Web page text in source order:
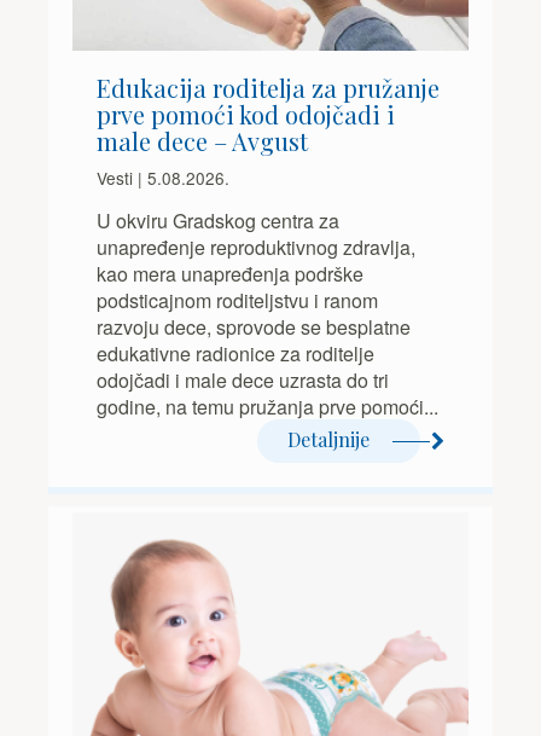
Edukacija roditelja za pružanje
prve pomoći kod odojčadi i
male dece – Avgust
Vesti | 5.08.2026.
U okviru Gradskog centra za
unapređenje reproduktivnog zdravlja,
kao mera unapređenja podrške
podsticajnom roditeljstvu i ranom
razvoju dece, sprovode se besplatne
edukativne radionice za roditelje
odojčadi i male dece uzrasta do tri
godine, na temu pružanja prve pomoći...
Detaljnije